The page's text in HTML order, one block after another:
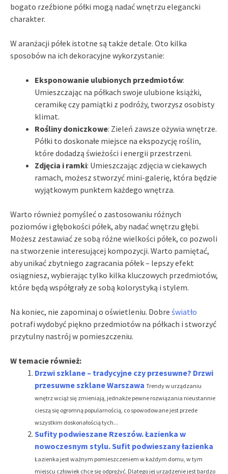
bogato rzeźbione półki mogą nadać wnętrzu elegancki
charakter.
W aranżacji półek istotne są także detale. Oto kilka
sposobów na ich dekoracyjne wykorzystanie:
Eksponowanie ulubionych przedmiotów:
Umieszczając na półkach swoje ulubione książki,
ceramikę czy pamiątki z podróży, tworzysz osobisty
klimat.
Rośliny doniczkowe: Zieleń zawsze ożywia wnętrze.
Półki to doskonałe miejsce na ekspozycję roślin,
które dodadzą świeżości i energii przestrzeni.
Zdjęcia i ramki: Umieszczając zdjęcia w ciekawych
ramach, możesz stworzyć mini-galerię, która będzie
wyjątkowym punktem każdego wnętrza.
Warto również pomyśleć o zastosowaniu różnych
poziomów i głębokości półek, aby nadać wnętrzu głębi.
Możesz zestawiać ze sobą różne wielkości półek, co pozwoli
na stworzenie interesującej kompozycji. Warto pamiętać,
aby unikać zbytniego zagracania półek – lepszy efekt
osiągniesz, wybierając tylko kilka kluczowych przedmiotów,
które będą współgrały ze sobą kolorystyką i stylem.
Na koniec, nie zapominaj o oświetleniu. Dobre światło
potrafi wydobyć piękno przedmiotów na półkach i stworzyć
przytulny nastrój w pomieszczeniu.
W temacie również:
Drzwi szklane – tradycyjne czy przesuwne? Drzwi
przesuwne szklane Warszawa Trendy w urządzaniu
wnętrz wciąż się zmieniają, jednakże pewne rozwiązania nieustannie
cieszą się ogromną popularnością, co spowodowane jest przede
wszystkim doskonałością tych...
Sufity podwieszane Rzeszów. Łazienka w
nowoczesnym stylu. Sufit podwieszany łazienka
Łazienka jest ważnym pomieszczeniem w każdym domu, w tym
miejscu człowiek chce się odprężyć. Dlatego jej urządzenie jest bardzo